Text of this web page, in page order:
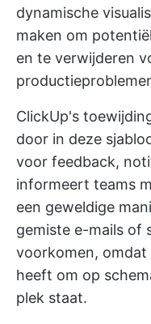
dynamische
maken om
en te verwijderen
ClickUp's
door in deze
voor feedback,
informeert teams
een geweldige
gemiste e-mails of
voorkomen, omdat
heeft om op
plek staat.